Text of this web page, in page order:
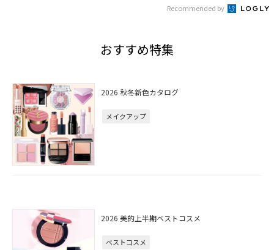
Recommended by
おすすめ特集
2026 秋冬新色カタログ
メイクアップ
2026 美的上半期ベストコスメ
ベストコスメ